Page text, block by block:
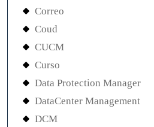
Correo
Coud
CUCM
Curso
Data Protection Manager
DataCenter Management
DCM